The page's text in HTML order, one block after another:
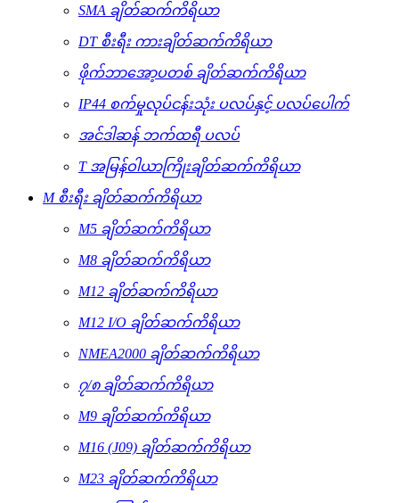
SMA ချိတ်ဆက်ကိရိယာ
DT စီးရီး ကားချိတ်ဆက်ကိရိယာ
ဖိုက်ဘာအော့ပတစ် ချိတ်ဆက်ကိရိယာ
IP44 စက်မှုလုပ်ငန်းသုံး ပလပ်နှင့် ပလပ်ပေါက်
အင်ဒါဆန် ဘက်ထရီ ပလပ်
T အမြန်ဝါယာကြိုးချိတ်ဆက်ကိရိယာ
M စီးရီး ချိတ်ဆက်ကိရိယာ
M5 ချိတ်ဆက်ကိရိယာ
M8 ချိတ်ဆက်ကိရိယာ
M12 ချိတ်ဆက်ကိရိယာ
M12 I/O ချိတ်ဆက်ကိရိယာ
NMEA2000 ချိတ်ဆက်ကိရိယာ
၇/၈ ချိတ်ဆက်ကိရိယာ
M9 ချိတ်ဆက်ကိရိယာ
M16 (J09) ချိတ်ဆက်ကိရိယာ
M23 ချိတ်ဆက်ကိရိယာ